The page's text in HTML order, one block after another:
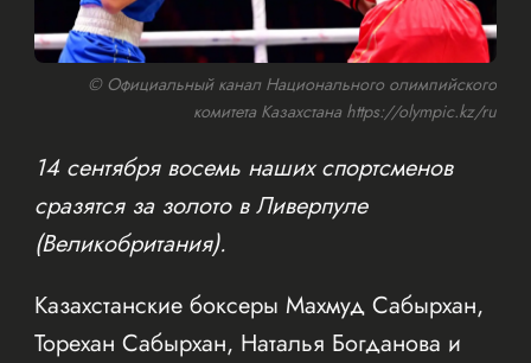
© Официальный канал Национального олимпийского
комитета Казахстана https://olympic.kz/ru
14 сентября восемь наших спортсменов
сразятся за золото в Ливерпуле
(Великобритания).
Казахстанские боксеры Махмуд Сабырхан,
Торехан Сабырхан, Наталья Богданова и